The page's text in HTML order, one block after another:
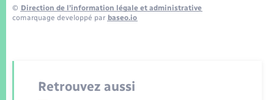
© Direction de l’information légale et administrative
comarquage developpé par baseo.io
Retrouvez aussi